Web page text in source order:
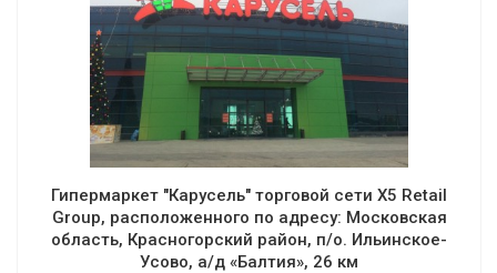
Гипермаркет "Карусель" торговой сети X5 Retail
Group, расположенного по адресу: Московская
область, Красногорский район, п/о. Ильинское-
Усово, а/д «Балтия», 26 км